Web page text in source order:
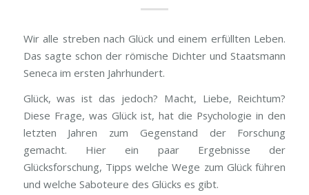
Wir alle streben nach Glück und einem erfüllten Leben.
Das sagte schon der römische Dichter und Staatsmann
Seneca im ersten Jahrhundert.
Glück, was ist das jedoch? Macht, Liebe, Reichtum?
Diese Frage, was Glück ist, hat die Psychologie in den
letzten Jahren zum Gegenstand der Forschung
gemacht. Hier ein paar Ergebnisse der
Glücksforschung, Tipps welche Wege zum Glück führen
und welche Saboteure des Glücks es gibt.